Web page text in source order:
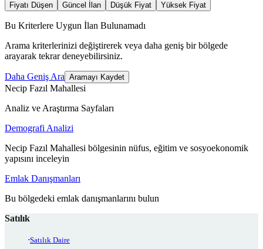
Fiyatı Düşen Güncel İlan Düşük Fiyat Yüksek Fiyat
Bu Kriterlere Uygun İlan Bulunamadı
Arama kriterlerinizi değiştirerek veya daha geniş bir bölgede
arayarak tekrar deneyebilirsiniz.
Daha Geniş Ara Aramayı Kaydet
Necip Fazıl Mahallesi
Analiz ve Araştırma Sayfaları
Demografi Analizi
Necip Fazıl Mahallesi bölgesinin nüfus, eğitim ve sosyoekonomik
yapısını inceleyin
Emlak Danışmanları
Bu bölgedeki emlak danışmanlarını bulun
Satılık
Satılık Daire